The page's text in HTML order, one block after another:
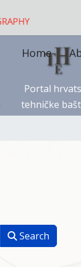
Home
Portal
tehničke
Search